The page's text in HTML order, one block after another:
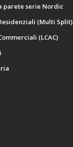
parete serie Nordic
(Multi Split)
(LCAC)